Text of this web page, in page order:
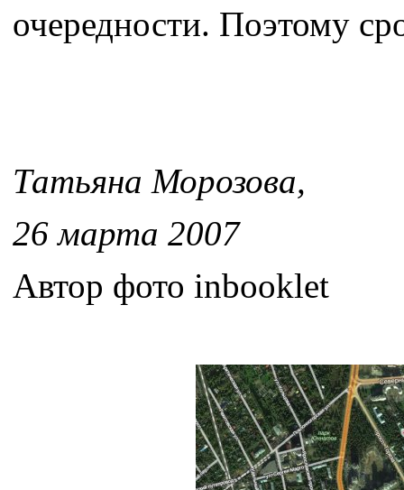
очередности. Поэтому
Татьяна Морозова,
26 марта 2007
Автор фото inbooklet